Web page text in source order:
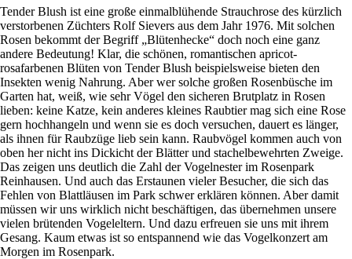
Tender Blush ist eine große einmalblühende Strauchrose des kürzlich
verstorbenen Züchters Rolf Sievers aus dem Jahr 1976. Mit solchen
Rosen bekommt der Begriff „Blütenhecke“ doch noch eine ganz
andere Bedeutung! Klar, die schönen, romantischen apricot-
rosafarbenen Blüten von Tender Blush beispielsweise bieten den
Insekten wenig Nahrung. Aber wer solche großen Rosenbüsche im
Garten hat, weiß, wie sehr Vögel den sicheren Brutplatz in Rosen
lieben: keine Katze, kein anderes kleines Raubtier mag sich eine Rose
gern hochhangeln und wenn sie es doch versuchen, dauert es länger,
als ihnen für Raubzüge lieb sein kann. Raubvögel kommen auch von
oben her nicht ins Dickicht der Blätter und stachelbewehrten Zweige.
Das zeigen uns deutlich die Zahl der Vogelnester im Rosenpark
Reinhausen. Und auch das Erstaunen vieler Besucher, die sich das
Fehlen von Blattläusen im Park schwer erklären können. Aber damit
müssen wir uns wirklich nicht beschäftigen, das übernehmen unsere
vielen brütenden Vogeleltern. Und dazu erfreuen sie uns mit ihrem
Gesang. Kaum etwas ist so entspannend wie das Vogelkonzert am
Morgen im Rosenpark.